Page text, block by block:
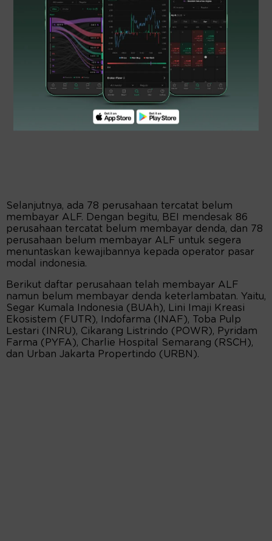
Selanjutnya, ada 78 perusahaan tercatat belum
membayar ALF. Dengan begitu, BEI mendesak 86
perusahaan tercatat belum membayar denda, dan 78
perusahaan belum membayar ALF untuk segera
menuntaskan kewajibannya kepada operator pasar
modal indonesia.
Berikut daftar perusahaan telah membayar ALF
namun belum membayar denda keterlambatan. Yaitu,
Segar Kumala Indonesia (BUAh), Lini Imaji Kreasi
Ekosistem (FUTR), Indofarma (INAF), Toba Pulp
Lestari (INRU), Cikarang Listrindo (POWR), Pyridam
Farma (PYFA), Charlie Hospital Semarang (RSCH),
dan Urban Jakarta Propertindo (URBN).